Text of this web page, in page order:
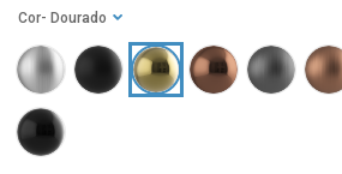
Cor - Dourado